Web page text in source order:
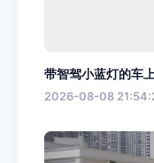
带智驾小蓝灯的车
2026-08-08